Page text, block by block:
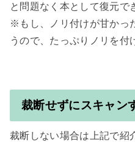
と問題なく本として復元で
※もし、ノリ付けが甘かっ
うので、たっぷりノリを付
裁断せずにスキャン
裁断しない場合は上記で紹